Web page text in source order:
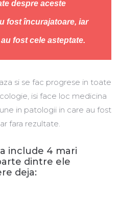
despre aceste
fost încurajatoare, iar
fost cele asteptate.
si se fac progrese in toate
isi face loc medicina
in patologii in care au fost
fara rezultate.
include 4 mari
dintre ele
deja: